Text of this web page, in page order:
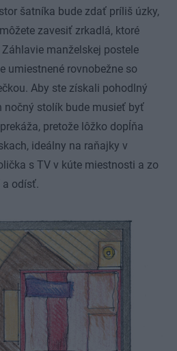
šatníka bude zdať príliš úzky,
zavesiť zrkadlá, ktoré
manželskej postele
umiestnené rovnobežne so
Aby ste získali pohodlný
nočný stolík bude musieť byť
pretože lôžko dopĺňa
ideálny na raňajky v
s TV v kúte miestnosti a zo
a odísť.